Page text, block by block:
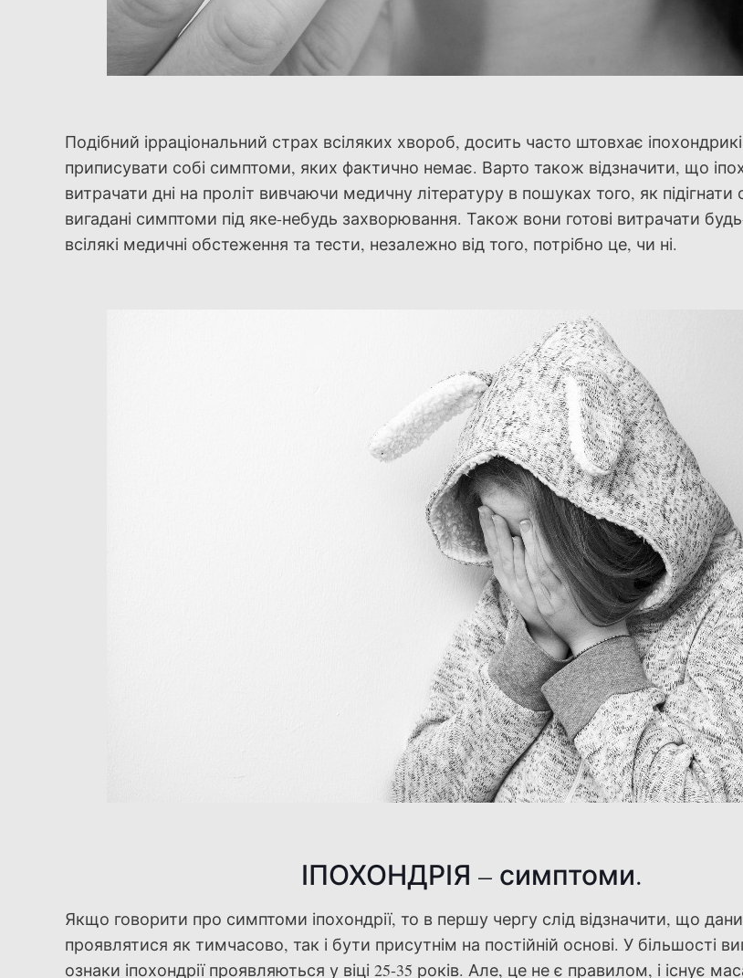
Подібний ірраціональний страх всіляких хвороб, досить часто штовхає
приписувати собі симптоми, яких фактично немає. Варто також відзначити, що
витрачати дні на проліт вивчаючи медичну літературу в пошуках того, як підігнати
вигадані симптоми під яке-небудь захворювання. Також вони готові витрачати
всілякі медичні обстеження та тести, незалежно від того, потрібно це, чи ні.
ІПОХОНДРІЯ – симптоми.
Якщо говорити про симптоми іпохондрії, то в першу чергу слід відзначити, що
проявлятися як тимчасово, так і бути присутнім на постійній основі. У більшості
ознаки іпохондрії проявляються у віці 25-35 років. Але, це не є правилом, і існує